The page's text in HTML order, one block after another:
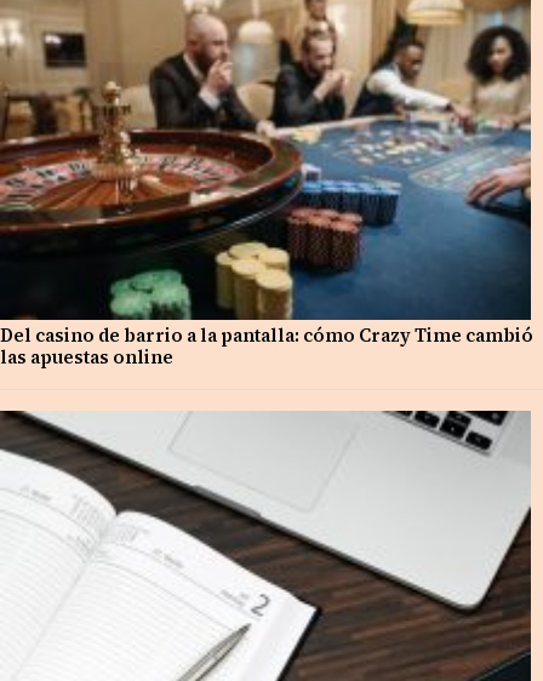
Del casino de barrio a la pantalla: cómo Crazy Time cambió
las apuestas online